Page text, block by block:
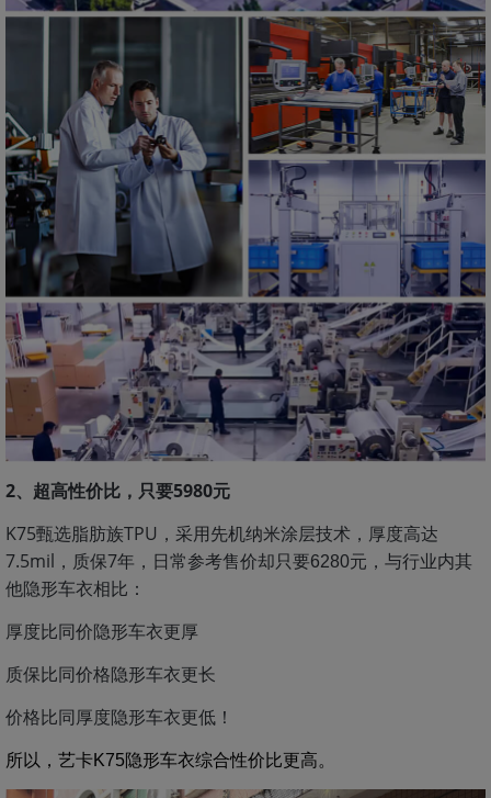
2、超高性价比，只要5980元
K75甄选脂肪族TPU，采用先机纳米涂层技术，厚度高达
7.5mil，质保7年，日常参考售价却只要6280元，与行业内其
他隐形车衣相比：
厚度比同价隐形车衣更厚
质保比同价格隐形车衣更长
价格比同厚度隐形车衣更低！
所以，艺卡K75隐形车衣综合性价比更高。